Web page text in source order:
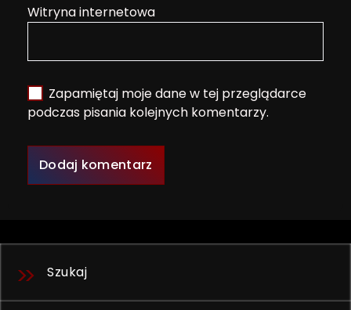
Witryna internetowa
Zapamiętaj moje dane w tej przeglądarce
podczas pisania kolejnych komentarzy.
Szukaj